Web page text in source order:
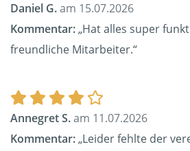
Daniel G.am 15.07.2026
Kommentar:„Hat alles super
freundliche Mitarbeiter.“
Annegret S.am 11.07.2026
Kommentar:„Leider fehlte der